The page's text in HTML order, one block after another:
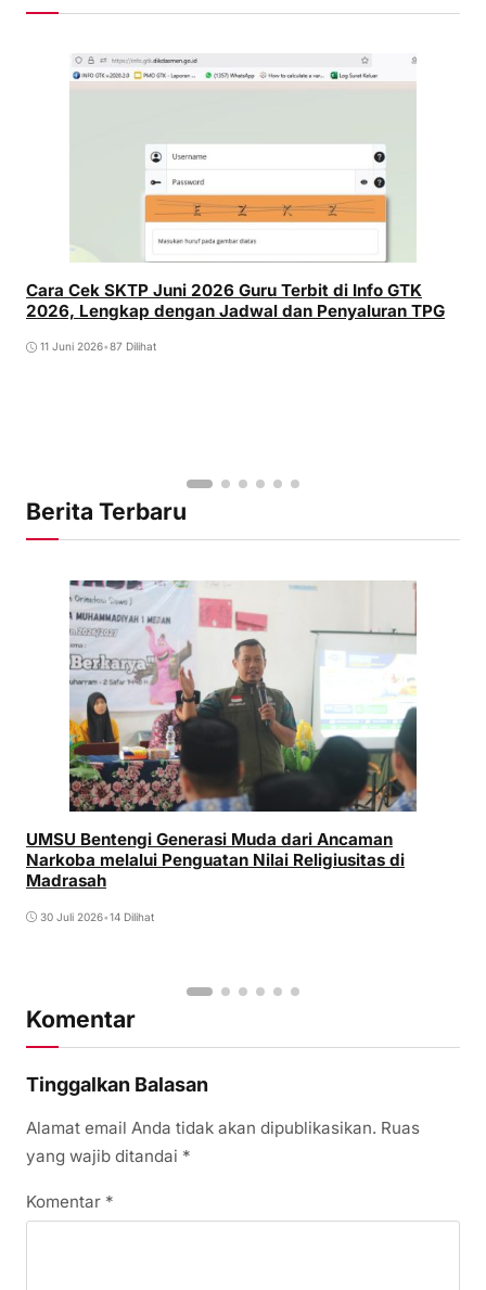
Cara Cek SKTP Juni 2026 Guru Terbit di Info GTK
2026, Lengkap dengan Jadwal dan Penyaluran TPG
11 Juni 2026•87 Dilihat
Berita Terbaru
UMSU Bentengi Generasi Muda dari Ancaman
Narkoba melalui Penguatan Nilai Religiusitas di
Madrasah
30 Juli 2026•14 Dilihat
Komentar
Tinggalkan Balasan
Alamat email Anda tidak akan dipublikasikan. Ruas
yang wajib ditandai *
Komentar *